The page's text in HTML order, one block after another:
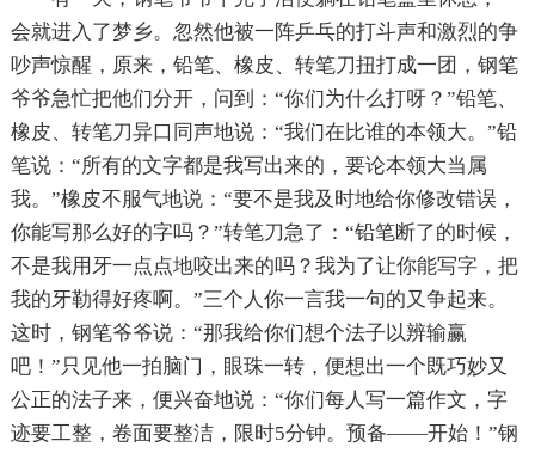
会就进入了梦乡。忽然他被一阵乒乓的打斗声和激烈的争
吵声惊醒，原来，铅笔、橡皮、转笔刀扭打成一团，钢笔
爷爷急忙把他们分开，问到：“你们为什么打呀？”铅笔、
橡皮、转笔刀异口同声地说：“我们在比谁的本领大。”铅
笔说：“所有的文字都是我写出来的，要论本领大当属
我。”橡皮不服气地说：“要不是我及时地给你修改错误，
你能写那么好的字吗？”转笔刀急了：“铅笔断了的时候，
不是我用牙一点点地咬出来的吗？我为了让你能写字，把
我的牙勒得好疼啊。”三个人你一言我一句的又争起来。
这时，钢笔爷爷说：“那我给你们想个法子以辨输赢
吧！”只见他一拍脑门，眼珠一转，便想出一个既巧妙又
公正的法子来，便兴奋地说：“你们每人写一篇作文，字
迹要工整，卷面要整洁，限时5分钟。预备——开始！”钢